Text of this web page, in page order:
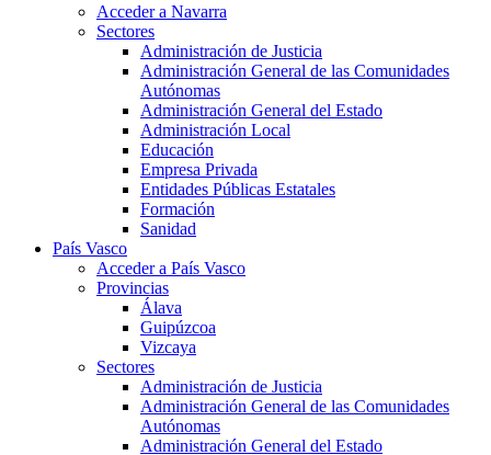
Acceder a Navarra
Sectores
Administración de Justicia
Administración General de las Comunidades
Autónomas
Administración General del Estado
Administración Local
Educación
Empresa Privada
Entidades Públicas Estatales
Formación
Sanidad
País Vasco
Acceder a País Vasco
Provincias
Álava
Guipúzcoa
Vizcaya
Sectores
Administración de Justicia
Administración General de las Comunidades
Autónomas
Administración General del Estado